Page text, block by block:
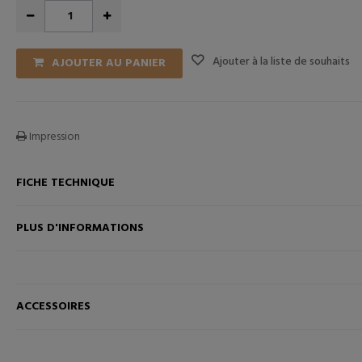
AJOUTER AU PANIER Ajouter à la liste de souhaits
Impression
FICHE TECHNIQUE
PLUS D'INFORMATIONS
ACCESSOIRES